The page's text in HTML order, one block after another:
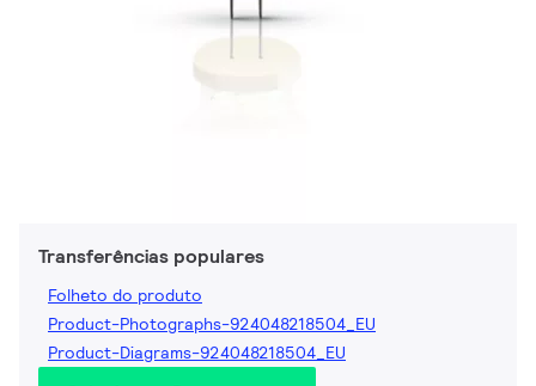
Transferências populares
Folheto do produto
Product-Photographs-924048218504_EU
Product-Diagrams-924048218504_EU